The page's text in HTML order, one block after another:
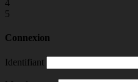
4
5
Connexion
Identifiant